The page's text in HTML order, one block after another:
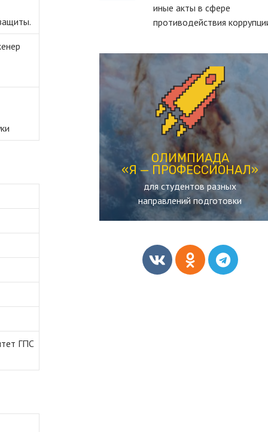
ГПС
иные акты в сфере
противодействия
ОЛИМПИАДА
«Я — ПРОФЕССИОНАЛ»
для студентов разных
направлений подготовки
ОЛИМПИАДА
«Я — ПРОФЕССИОНАЛ»
студенческая олимпиада,
рассчитанная на действующих
студентов вузов
ПЕРЕЙТИ